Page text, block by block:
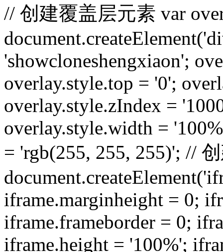
// 创建覆盖层元素 var
'showcloneshengxiaon';
overlay.style.top = '0';
overlay.style.zIndex =
overlay.style.width =
= 'rgb(255, 255, 255)'; //
iframe.marginheight = 0;
iframe.frameborder = 0;
iframe.height = '100%';